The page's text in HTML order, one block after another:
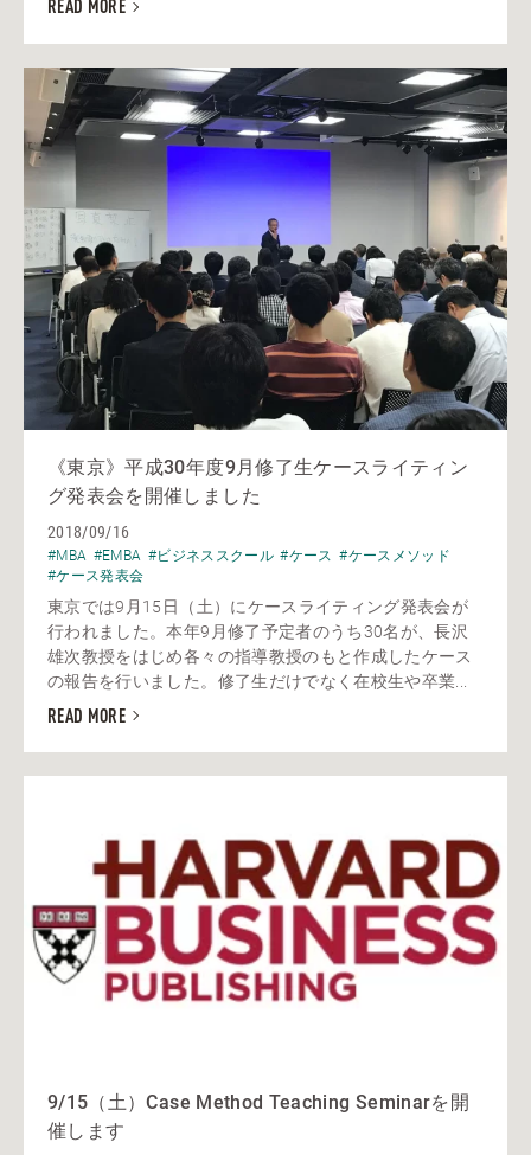
READ MORE
《東京》平成30年度9月修了生ケースライティン
グ発表会を開催しました
2018/09/16
#MBA #EMBA #ビジネススクール #ケース #ケースメソッド
#ケース発表会
東京では9月15日（土）にケースライティング発表会が
行われました。本年9月修了予定者のうち30名が、長沢
雄次教授をはじめ各々の指導教授のもと作成したケース
の報告を行いました。修了生だけでなく在校生や卒業...
READ MORE
9/15（土）Case Method Teaching Seminarを開
催します